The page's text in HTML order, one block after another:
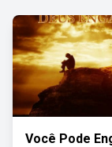
Você Pode